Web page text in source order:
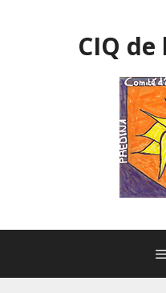
CIQ